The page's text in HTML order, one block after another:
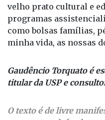
velho prato cultural e
programas
como bolsas famílias,
minha vida, as nossas
Gaudêncio Torquato é
titular da USP e
O texto é de livre